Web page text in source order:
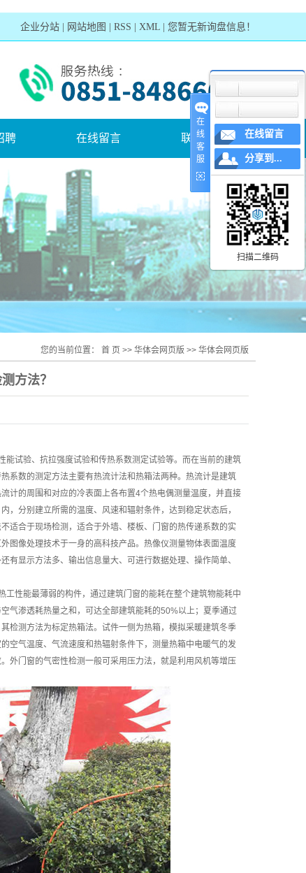
企业分站 网站地图 RSS XML 您暂无新询盘信息！
聘 在线留言 联系我们
联系方式
地理位置
您的当前位置： 首 页 >> 华体会网页版 >> 华体会网页版
方法？
试验、抗拉强度试验和传热系数测定试验等。而在当前的建筑
系数的测定方法主要有热流计法和热箱法两种。热流计是建筑
计的周围和对应的冷表面上各布置4个热电偶测量温度，并直接
分别建立所需的温度、风速和辐射条件，达到稳定状态后，
适合于现场检测，适合于外墙、楼板、门窗的热传递系数的实
图像处理技术于一身的高科技产品。热像仪测量物体表面温度
显示方法多、输出信息量大、可进行数据处理、操作简单、
性能最薄弱的构件，通过建筑门窗的能耗在整个建筑物能耗中
气渗透耗热量之和，可达全部建筑能耗的50%以上；夏季通过
检测方法为标定热箱法。试件一侧为热箱，模拟采暖建筑冬季
空气温度、气流速度和热辐射条件下，测量热箱中电暖气的发
外门窗的气密性检测一般可采用压力法，就是利用风机等增压
在
线
客
服
在线留言
分享到...
扫描二维码